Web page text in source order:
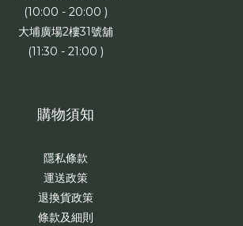
(10:00 - 20:00 )
大埔廣場2樓31號舖
(11:30 - 21:00 )
購物須知
隱私條款
運送政策
退換貨政策
條款及細則